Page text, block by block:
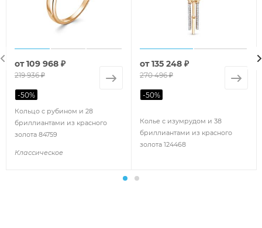
Кольцо с рубином и 28
бриллиантами из красного
золота 84759
Классическое
от109 968 ₽
219 936 ₽
-50%
Колье с изумрудом и 38
бриллиантами из красного
золота 124468
от135 248 ₽
270 496 ₽
-50%